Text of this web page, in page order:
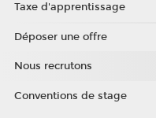
Taxe d'apprentissage
Déposer une offre
Nous recrutons
Conventions de stage